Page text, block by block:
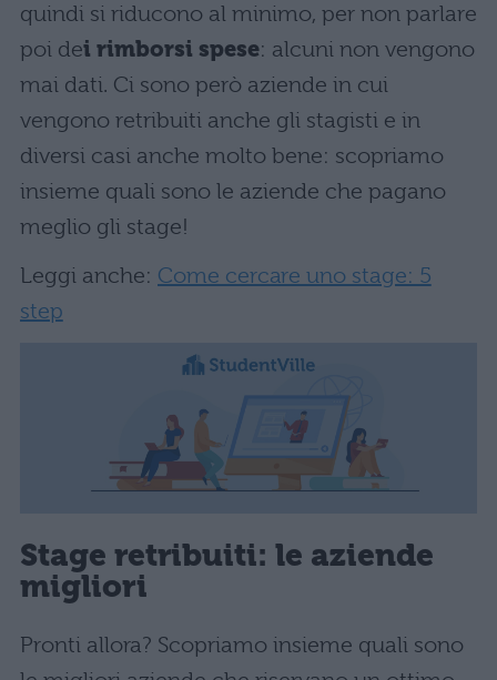
quindi si riducono al minimo, per non parlare
poi dei rimborsi spese: alcuni non vengono
mai dati. Ci sono però aziende in cui
vengono retribuiti anche gli stagisti e in
diversi casi anche molto bene: scopriamo
insieme quali sono le aziende che pagano
meglio gli stage!
Leggi anche: Come cercare uno stage: 5
step
Stage retribuiti: le aziende
migliori
Pronti allora? Scopriamo insieme quali sono